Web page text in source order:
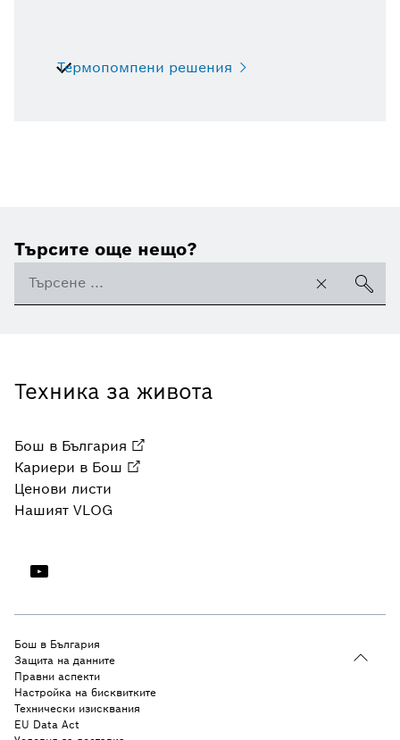
Термопомпени решения
Търсите още нещо?
Техника за живота
Бош в България
Кариери в Бош
Ценови листи
Нашият VLOG
Бош в България
Защита на данните
Правни аспекти
Настройка на бисквитките
Технически изисквания
EU Data Act